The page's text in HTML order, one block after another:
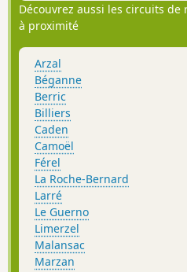
Découvrez aussi les circuits
à proximité
Arzal
Béganne
Berric
Billiers
Caden
Camoël
Férel
La Roche-Bernard
Larré
Le Guerno
Limerzel
Malansac
Marzan